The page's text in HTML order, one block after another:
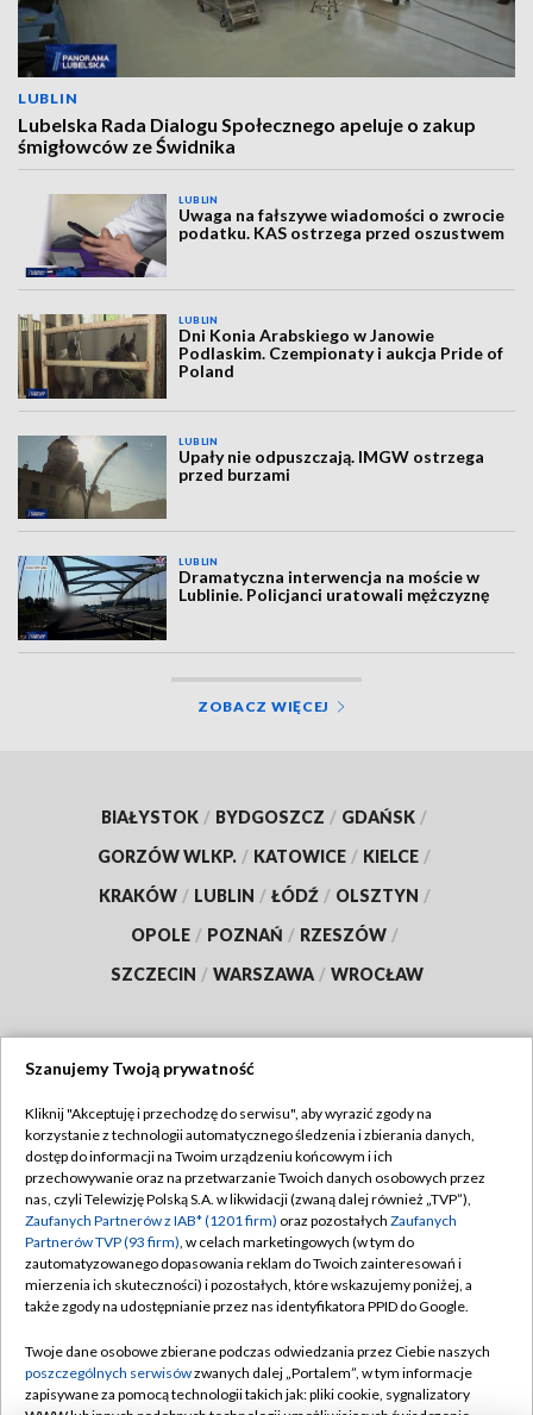
LUBLIN
Lubelska Rada Dialogu Społecznego apeluje o zakup
śmigłowców ze Świdnika
LUBLIN
Uwaga na fałszywe wiadomości o zwrocie
podatku. KAS ostrzega przed oszustwem
LUBLIN
Dni Konia Arabskiego w Janowie
Podlaskim. Czempionaty i aukcja Pride of
Poland
LUBLIN
Upały nie odpuszczają. IMGW ostrzega
przed burzami
LUBLIN
Dramatyczna interwencja na moście w
Lublinie. Policjanci uratowali mężczyznę
ZOBACZ WIĘCEJ
BIAŁYSTOK / BYDGOSZCZ / GDAŃSK /
GORZÓW WLKP. / KATOWICE / KIELCE /
KRAKÓW / LUBLIN / ŁÓDŹ / OLSZTYN /
OPOLE / POZNAŃ / RZESZÓW /
SZCZECIN / WARSZAWA / WROCŁAW
TVP
Abonament TVP
Emisja w TVP
Centrum informacji TVP
Naziemna Telewizja Cyfrowa
Rada Programowa
System NOS
Regulamin TVP
Polityka prywatności
Moje zgody
Pomoc
Kontakt
Szanujemy Twoją prywatność
Kliknij "Akceptuję i przechodzę do serwisu", aby wyrazić zgody na
korzystanie z technologii automatycznego śledzenia i zbierania danych,
dostęp do informacji na Twoim urządzeniu końcowym i ich
przechowywanie oraz na przetwarzanie Twoich danych osobowych przez
nas, czyli Telewizję Polską S.A. w likwidacji (zwaną dalej również „TVP”),
Zaufanych Partnerów z IAB* (1201 firm) oraz pozostałych Zaufanych
Partnerów TVP (93 firm), w celach marketingowych (w tym do
zautomatyzowanego dopasowania reklam do Twoich zainteresowań i
mierzenia ich skuteczności) i pozostałych, które wskazujemy poniżej, a
także zgody na udostępnianie przez nas identyfikatora PPID do Google.
Twoje dane osobowe zbierane podczas odwiedzania przez Ciebie naszych
poszczególnych serwisówzwanych dalej „Portalem”, w tym informacje
zapisywane za pomocą technologii takich jak: pliki cookie, sygnalizatory